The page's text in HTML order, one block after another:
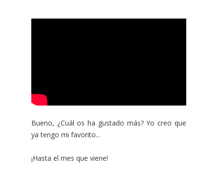
Bueno, ¿Cuál os ha gustado más? Yo creo que
ya tengo mi favorito...
¡Hasta el mes que viene!